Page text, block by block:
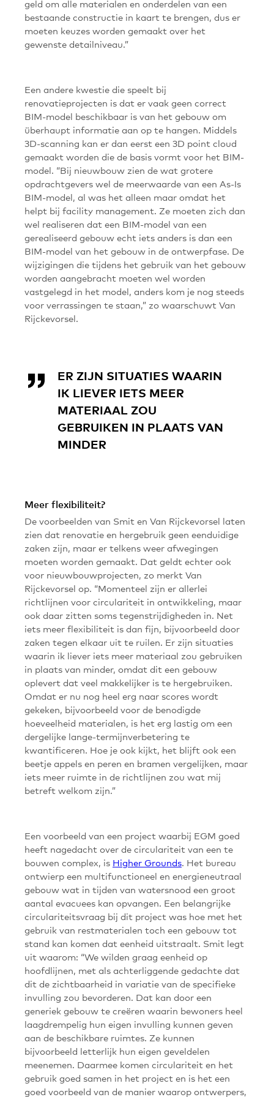
geld om alle materialen en onderdelen van een
bestaande constructie in kaart te brengen, dus er
moeten keuzes worden gemaakt over het
gewenste detailniveau.”
Een andere kwestie die speelt bij
renovatieprojecten is dat er vaak geen correct
BIM-model beschikbaar is van het gebouw om
überhaupt informatie aan op te hangen. Middels
3D-scanning kan er dan eerst een 3D point cloud
gemaakt worden die de basis vormt voor het BIM-
model. “Bij nieuwbouw zien de wat grotere
opdrachtgevers wel de meerwaarde van een As-Is
BIM-model, al was het alleen maar omdat het
helpt bij facility management. Ze moeten zich dan
wel realiseren dat een BIM-model van een
gerealiseerd gebouw echt iets anders is dan een
BIM-model van het gebouw in de ontwerpfase. De
wijzigingen die tijdens het gebruik van het gebouw
worden aangebracht moeten wel worden
vastgelegd in het model, anders kom je nog steeds
voor verrassingen te staan,” zo waarschuwt Van
Rijckevorsel.
ER ZIJN SITUATIES WAARIN
IK LIEVER IETS MEER
MATERIAAL ZOU
GEBRUIKEN IN PLAATS VAN
MINDER
Meer flexibiliteit?
De voorbeelden van Smit en Van Rijckevorsel laten
zien dat renovatie en hergebruik geen eenduidige
zaken zijn, maar er telkens weer afwegingen
moeten worden gemaakt. Dat geldt echter ook
voor nieuwbouwprojecten, zo merkt Van
Rijckevorsel op. “Momenteel zijn er allerlei
richtlijnen voor circulariteit in ontwikkeling, maar
ook daar zitten soms tegenstrijdigheden in. Net
iets meer flexibiliteit is dan fijn, bijvoorbeeld door
zaken tegen elkaar uit te ruilen. Er zijn situaties
waarin ik liever iets meer materiaal zou gebruiken
in plaats van minder, omdat dit een gebouw
oplevert dat veel makkelijker is te hergebruiken.
Omdat er nu nog heel erg naar scores wordt
gekeken, bijvoorbeeld voor de benodigde
hoeveelheid materialen, is het erg lastig om een
dergelijke lange-termijnverbetering te
kwantificeren. Hoe je ook kijkt, het blijft ook een
beetje appels en peren en bramen vergelijken, maar
iets meer ruimte in de richtlijnen zou wat mij
betreft welkom zijn.”
Een voorbeeld van een project waarbij EGM goed
heeft nagedacht over de circulariteit van een te
bouwen complex, is Higher Grounds. Het bureau
ontwierp een multifunctioneel en energieneutraal
gebouw wat in tijden van watersnood een groot
aantal evacuees kan opvangen. Een belangrijke
circulariteitsvraag bij dit project was hoe met het
gebruik van restmaterialen toch een gebouw tot
stand kan komen dat eenheid uitstraalt. Smit legt
uit waarom: “We wilden graag eenheid op
hoofdlijnen, met als achterliggende gedachte dat
dit de zichtbaarheid in variatie van de specifieke
invulling zou bevorderen. Dat kan door een
generiek gebouw te creëren waarin bewoners heel
laagdrempelig hun eigen invulling kunnen geven
aan de beschikbare ruimtes. Ze kunnen
bijvoorbeeld letterlijk hun eigen geveldelen
meenemen. Daarmee komen circulariteit en het
gebruik goed samen in het project en is het een
goed voorbeeld van de manier waarop ontwerpers,